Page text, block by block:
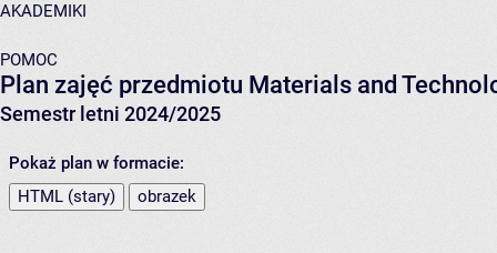
AKADEMIKI
POMOC
Plan zajęć przedmiotu Materials and
Semestr letni 2024/2025
Pokaż plan w formacie:
HTML (stary)
obrazek